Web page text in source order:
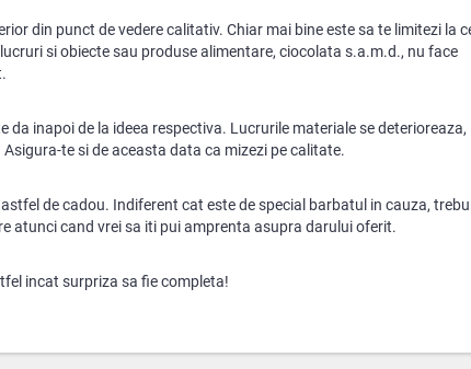
din punct de vedere calitativ. Chiar mai bine este sa te limitezi la
si obiecte sau produse alimentare, ciocolata s.a.m.d., nu face
inapoi de la ideea respectiva. Lucrurile materiale se deterioreaza,
te si de aceasta data ca mizezi pe calitate.
de cadou. Indiferent cat este de special barbatul in cauza,
atunci cand vrei sa iti pui amprenta asupra darului oferit.
incat surpriza sa fie completa!